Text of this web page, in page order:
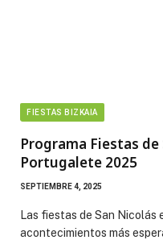
FIESTAS BIZKAIA
Programa Fiestas de
Portugalete 2025
SEPTIEMBRE 4, 2025
Las fiestas de San Nicolás
acontecimientos más